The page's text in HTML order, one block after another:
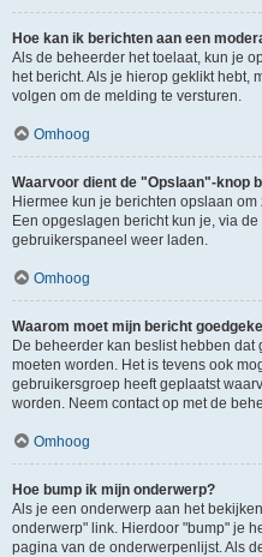
Hoe kan ik berichten aan een
Als de beheerder het toelaat, kun je
het bericht. Als je hierop geklikt hebt,
volgen om de melding te versturen.
Omhoog
Waarvoor dient de "Opslaan"-knop
Hiermee kun je berichten opslaan
Een opgeslagen bericht kun je, via
gebruikerspaneel weer laden.
Omhoog
Waarom moet mijn bericht
De beheerder kan beslist hebben
moeten worden. Het is tevens ook
gebruikersgroep heeft geplaatst
worden. Neem contact op met de
Omhoog
Hoe bump ik mijn onderwerp?
Als je een onderwerp aan het
onderwerp" link. Hierdoor "bump" je
pagina van de onderwerpenlijst. Als